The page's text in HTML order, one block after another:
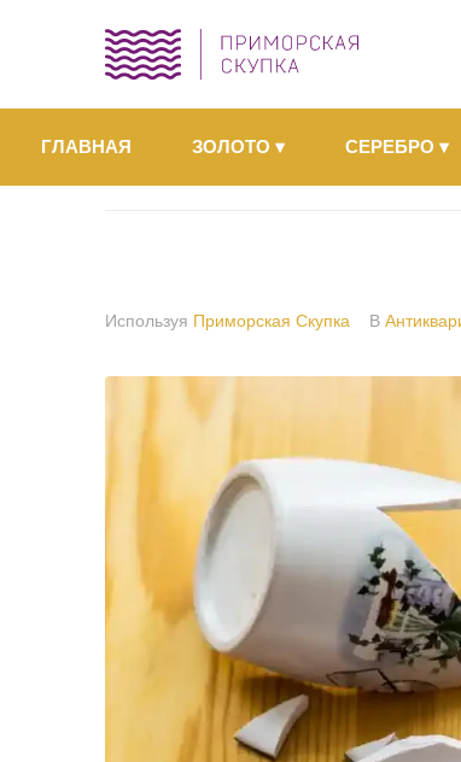
ГЛАВНАЯ ЗОЛОТО ▾ СЕРЕБРО ▾
Используя Приморская Скупка В